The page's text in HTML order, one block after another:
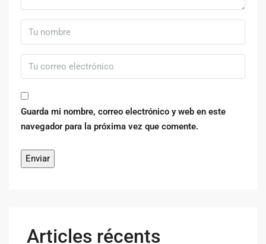
Guarda mi nombre, correo electrónico y web en este
navegador para la próxima vez que comente.
Articles récents